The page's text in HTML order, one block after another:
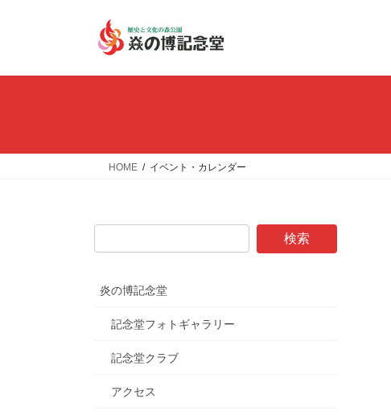
HOME イベント・カレンダー
炎の博記念堂
記念堂フォトギャラリー
記念堂クラブ
アクセス